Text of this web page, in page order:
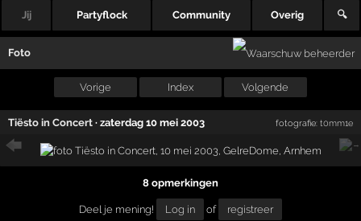
Jij Partyflock Community Overig 🔍
Foto
Vorige Index Volgende
Tiësto in Concert ·zaterdag 10 mei 2003 fotografie: t0mm1e
8 opmerkingen
Deel je mening! Log in of registreer